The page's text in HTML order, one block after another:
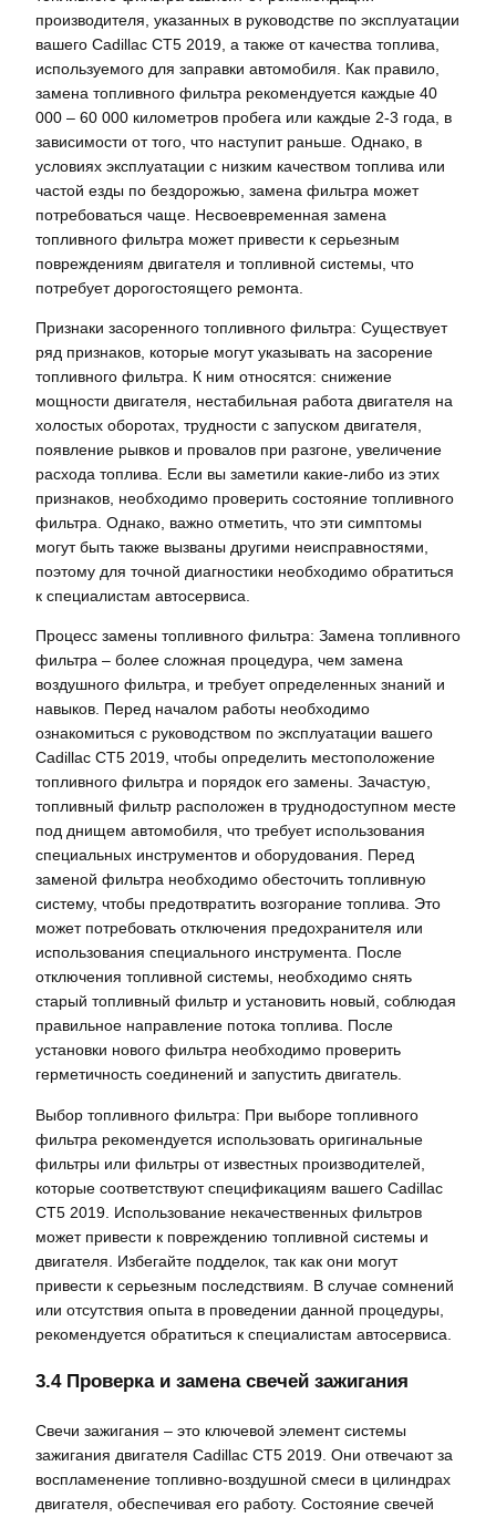
производителя, указанных в руководстве по эксплуатации
вашего Cadillac CT5 2019, а также от качества топлива,
используемого для заправки автомобиля. Как правило,
замена топливного фильтра рекомендуется каждые 40
000 – 60 000 километров пробега или каждые 2-3 года, в
зависимости от того, что наступит раньше. Однако, в
условиях эксплуатации с низким качеством топлива или
частой езды по бездорожью, замена фильтра может
потребоваться чаще. Несвоевременная замена
топливного фильтра может привести к серьезным
повреждениям двигателя и топливной системы, что
потребует дорогостоящего ремонта.
Признаки засоренного топливного фильтра: Существует
ряд признаков, которые могут указывать на засорение
топливного фильтра. К ним относятся: снижение
мощности двигателя, нестабильная работа двигателя на
холостых оборотах, трудности с запуском двигателя,
появление рывков и провалов при разгоне, увеличение
расхода топлива. Если вы заметили какие-либо из этих
признаков, необходимо проверить состояние топливного
фильтра. Однако, важно отметить, что эти симптомы
могут быть также вызваны другими неисправностями,
поэтому для точной диагностики необходимо обратиться
к специалистам автосервиса.
Процесс замены топливного фильтра: Замена топливного
фильтра – более сложная процедура, чем замена
воздушного фильтра, и требует определенных знаний и
навыков. Перед началом работы необходимо
ознакомиться с руководством по эксплуатации вашего
Cadillac CT5 2019, чтобы определить местоположение
топливного фильтра и порядок его замены. Зачастую,
топливный фильтр расположен в труднодоступном месте
под днищем автомобиля, что требует использования
специальных инструментов и оборудования. Перед
заменой фильтра необходимо обесточить топливную
систему, чтобы предотвратить возгорание топлива. Это
может потребовать отключения предохранителя или
использования специального инструмента. После
отключения топливной системы, необходимо снять
старый топливный фильтр и установить новый, соблюдая
правильное направление потока топлива. После
установки нового фильтра необходимо проверить
герметичность соединений и запустить двигатель.
Выбор топливного фильтра: При выборе топливного
фильтра рекомендуется использовать оригинальные
фильтры или фильтры от известных производителей,
которые соответствуют спецификациям вашего Cadillac
CT5 2019. Использование некачественных фильтров
может привести к повреждению топливной системы и
двигателя. Избегайте подделок, так как они могут
привести к серьезным последствиям. В случае сомнений
или отсутствия опыта в проведении данной процедуры,
рекомендуется обратиться к специалистам автосервиса.
3.4 Проверка и замена свечей зажигания
Свечи зажигания – это ключевой элемент системы
зажигания двигателя Cadillac CT5 2019. Они отвечают за
воспламенение топливно-воздушной смеси в цилиндрах
двигателя, обеспечивая его работу. Состояние свечей